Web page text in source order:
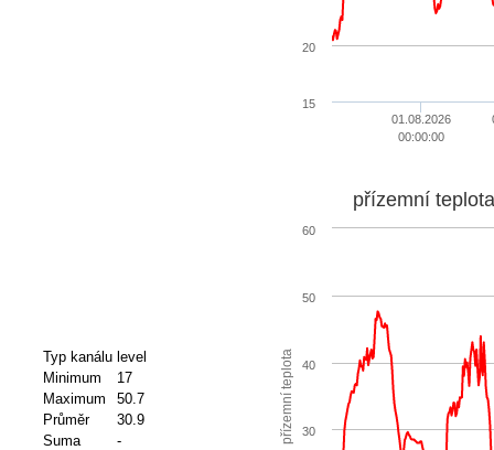
01.08.2026
00:00:00
15
20
Typ kanálu level
Minimum
17
Maximum
50.7
Průměr
30.9
Suma
- přízemní teplota
přízemní
30
40
50
60